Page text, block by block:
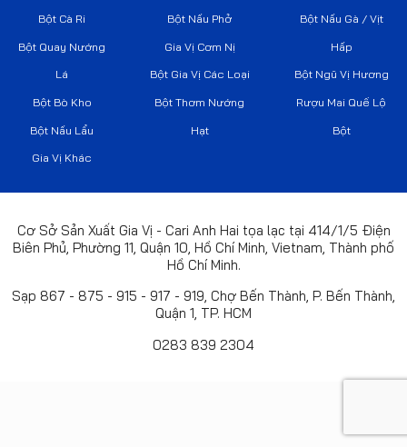
Bột Cà Ri Bột Nấu Phở Bột Nấu Gà / Vịt
Bột Quay Nướng Gia Vị Cơm Nị Hấp
Lá Bột Gia Vị Các Loại Bột Ngũ Vị Hương
Bột Bò Kho Bột Thơm Nướng Rượu Mai Quế Lộ
Bột Nấu Lẩu Hạt Bột
Gia Vị Khác
Cơ Sở Sản Xuất Gia Vị - Cari Anh Hai tọa lạc tại 414/1/5 Điện
Biên Phủ, Phường 11, Quận 10, Hồ Chí Minh, Vietnam, Thành phố
Hồ Chí Minh.
Sạp 867 - 875 - 915 - 917 - 919, Chợ Bến Thành, P. Bến Thành,
Quận 1, TP. HCM
0283 839 2304